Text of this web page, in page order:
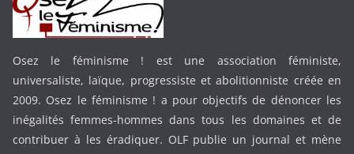
Osez le féminisme ! est une association féministe,
universaliste, laïque, progressiste et abolitionniste créée en
2009. Osez le féminisme ! a pour objectifs de dénoncer les
inégalités femmes-hommes dans tous les domaines et de
contribuer à les éradiquer. OLF publie un journal et mène